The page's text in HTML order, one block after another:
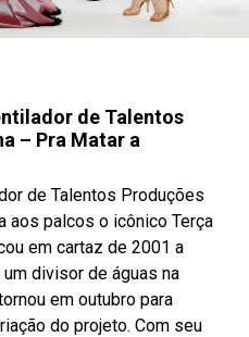
de Talentos
– Pra Matar a
de Talentos Produções
aos palcos o icônico Terça
em cartaz de 2001 a
divisor de águas na
em outubro para
do projeto. Com seu